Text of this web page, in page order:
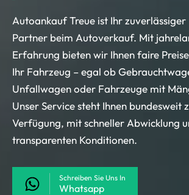
Autoankauf Treue ist Ihr zuverlässiger
Partner beim Autoverkauf. Mit
Erfahrung bieten wir Ihnen faire
Ihr Fahrzeug – egal ob
Unfallwagen oder Fahrzeuge mit
Unser Service steht Ihnen bundesweit
Verfügung, mit schneller Abwicklung
transparenten Konditionen.
Schreiben Sie Uns In
Whatsapp